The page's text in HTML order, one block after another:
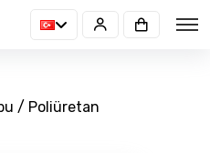
/ Poliüretan